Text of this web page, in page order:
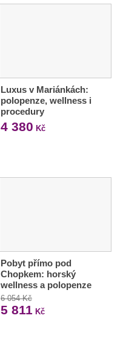
Luxus v Mariánkách:
polopenze, wellness i
procedury
4 380 Kč
Pobyt přímo pod
Chopkem: horský
wellness a polopenze
6 054 Kč
5 811 Kč